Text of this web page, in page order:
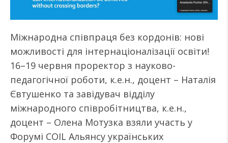
Міжнародна співпраця без кордонів: нові
можливості для інтернаціоналізації освіти!
16–19 червня проректор з науково-
педагогічної роботи, к.е.н., доцент – Наталія
Євтушенко та завідувач відділу
міжнародного співробітництва, к.е.н.,
доцент – Олена Мотузка взяли участь у
Форумі COIL Альянсу українських